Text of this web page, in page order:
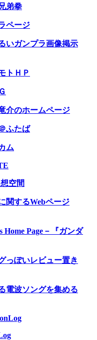
弟拳
ページ
いガンプラ画像掲示
トＨＰ
介のホームページ
ふたば
ム
空間
関するWebページ
Home Page－『ガンダ
っぽいレビュー置き
電波ソングを集める